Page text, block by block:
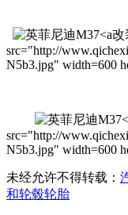
改
src="http://
N5b3.jpg" width=600
src="http://
N5b3.jpg" width=600
未经允许不得转载：
和轮毂轮胎